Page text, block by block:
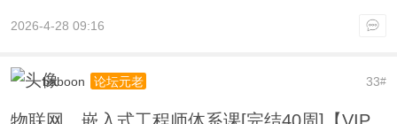
2026-4-28 09:16
33#
baboon 论坛元老